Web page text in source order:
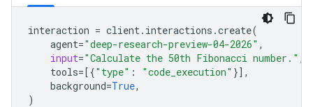
interaction = client. interactions .create(
agent="deep-research-preview-04-2026" ,
input="Calculate the 50th Fibonacci number." ,
tools=[{"type" : "code_execution" }],
background=True,
)